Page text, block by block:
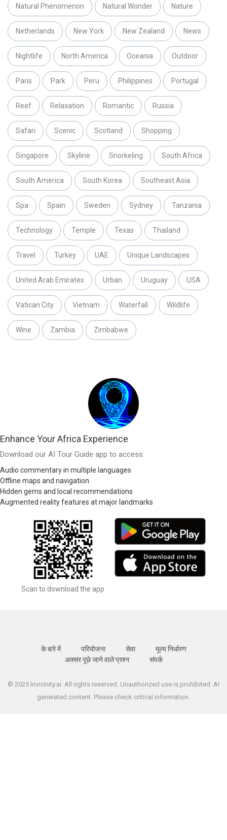
Natural Phenomenon Natural Wonder Nature
Netherlands New York New Zealand News
Nightlife North America Oceania Outdoor
Paris Park Peru Philippines Portugal
Reef Relaxation Romantic Russia
Safari Scenic Scotland Shopping
Singapore Skyline Snorkeling South Africa
South America South Korea Southeast Asia
Spa Spain Sweden Sydney Tanzania
Technology Temple Texas Thailand
Travel Turkey UAE Unique Landscapes
United Arab Emirates Urban Uruguay USA
Vatican City Vietnam Waterfall Wildlife
Wine Zambia Zimbabwe
Enhance Your Africa Experience
Download our AI Tour Guide app to access:
Audio commentary in multiple languages
Offline maps and navigation
Hidden gems and local recommendations
Augmented reality features at major landmarks
Scan to download the app
के बारे में परियोजना सेवा
मूल्य निर्धारण
अक्सर पूछे जाने वाले प्रश्न
संपर्क
© 2025 Invicinity.ai. All rights reserved. Unauthorized use is prohibited. AI
generated content. Please check critical information.